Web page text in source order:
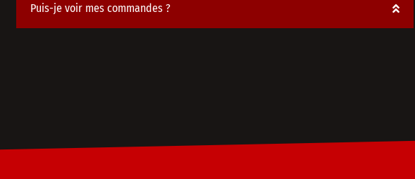
Puis-je voir mes commandes ?